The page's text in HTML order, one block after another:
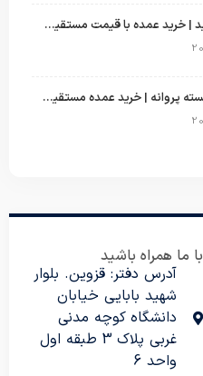
پتو گلبافت دونفره جدید | خرید عمده با قیمت مستقیم و طرح‌های پرفروش بازار
قیمت پتو تک نفره برجسته پروانه | خرید عمده مستقیم با بهترین قیمت بازار
با ما همراه باشید
آدرس دفتر: قزوین. بلوار
شهید بابایی خیابان
دانشگاه کوچه مدنی
غربی پلاک 3 طبقه اول
واحد 6